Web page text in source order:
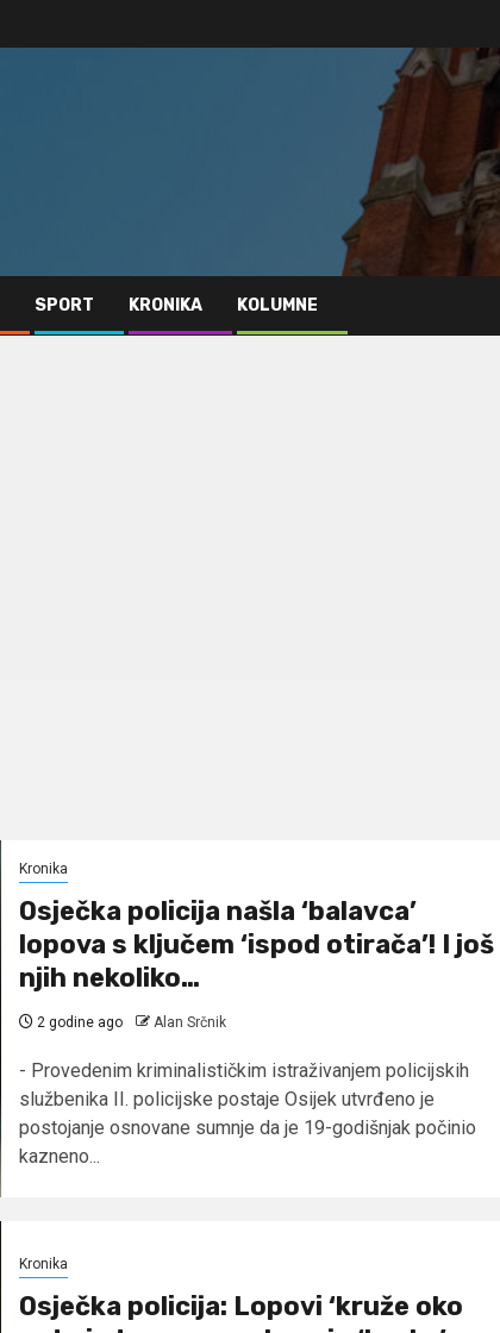
SPORT KRONIKA KOLUMNE
Kronika
Osječka policija našla ‘balavca’
lopova s ključem ‘ispod otirača’! I još
njih nekoliko…
2 godine ago Alan Srčnik
- Provedenim kriminalističkim istraživanjem policijskih
službenika II. policijske postaje Osijek utvrđeno je
postojanje osnovane sumnje da je 19-godišnjak počinio
kazneno...
Kronika
Osječka policija: Lopovi ‘kruže oko